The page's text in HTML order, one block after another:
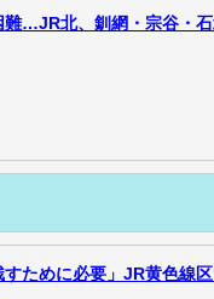
難…JR北、釧網・宗谷・
すために必要」JR黄色線